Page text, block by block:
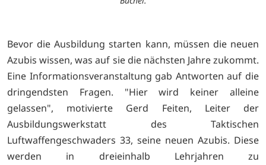
Bevor die Ausbildung starten kann, müssen die neuen
Azubis wissen, was auf sie die nächsten Jahre zukommt.
Eine Informationsveranstaltung gab Antworten auf die
dringendsten Fragen. "Hier wird keiner alleine
gelassen", motivierte Gerd Feiten, Leiter der
Ausbildungswerkstatt des Taktischen
Luftwaffengeschwaders 33, seine neuen Azubis. Diese
werden in dreieinhalb Lehrjahren zu